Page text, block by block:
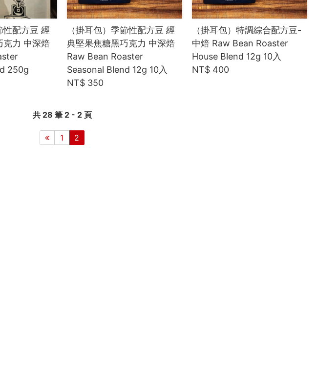
性配方豆 經
克力 中深焙
250g
（掛耳包）季節性配方豆 經
典堅果焦糖黑巧克力 中深焙
Raw Bean Roaster
Seasonal Blend 12g 10入
NT$ 350
（掛耳包）特調綜合配方豆-
中焙 Raw Bean Roaster
House Blend 12g 10入
NT$ 400
共 28 筆 2 - 2 頁
1 2